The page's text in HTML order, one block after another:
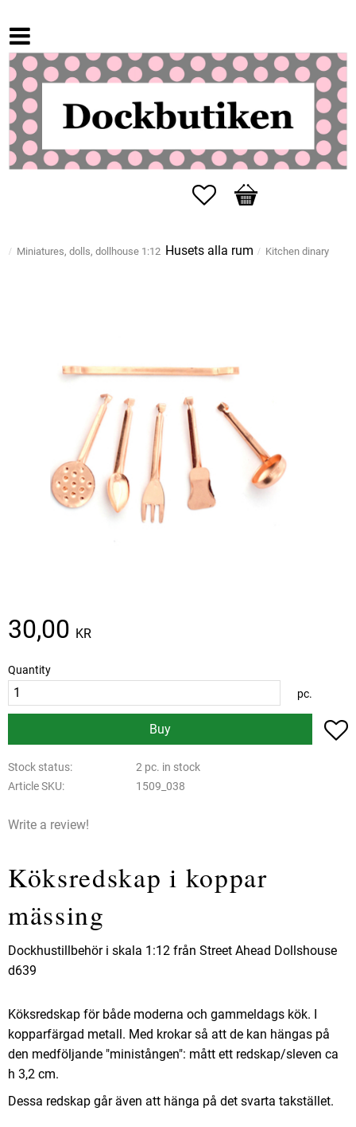
Favorites
Basket
Miniatures, dolls, dollhouse 1:12 Husets alla rum Kitchen dinary
30,00 KR
Quantity
pc.
Buy
Stock status
2 pc. in stock
Article SKU
1509_038
Write a review!
Köksredskap i koppar
mässing
Dockhustillbehör i skala 1:12 från Street Ahead Dollshouse
d639
Köksredskap för både moderna och gammeldags kök. I
kopparfärgad metall. Med krokar så att de kan hängas på
den medföljande "ministången": mått ett redskap/sleven ca
h 3,2 cm.
Dessa redskap går även att hänga på det svarta takstället.